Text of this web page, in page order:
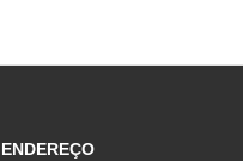
ENDEREÇO